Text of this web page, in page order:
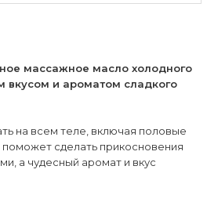
массажное масло холодного
вкусом и ароматом сладкого
на всем теле, включая половые
сделать прикосновения
а чудесный аромат и вкус